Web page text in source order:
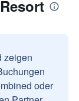
zeigen
oder